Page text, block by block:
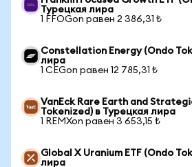
Турецкая лира
1 FFOGon равен 2 386,31 ₺
Constellation Energy (Ondo
лира
1 CEGon равен 12 785,31 ₺
VanEck Rare Earth and
Tokenized) в Турецкая лира
1 REMXon равен 3 653,15 ₺
Global X Uranium ETF (Ondo
лира